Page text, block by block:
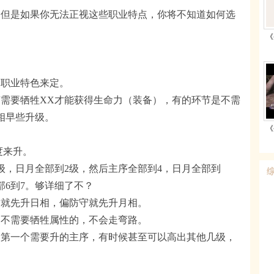
是如果你无法正视这些职业特点，你将不知道如何选
业特色来定。
要牺牲XX才能获得生命力（装备），有的环节是不需
些升级。
升。
日月全部到2级，然后主序全部到4，日月全部到
到7。够详细了不？
先升日相，偏防守就先升月相。
需要牺牲属性的，不会走弯路。
一个需要升的主序，有时候甚至可以高出其他几级，